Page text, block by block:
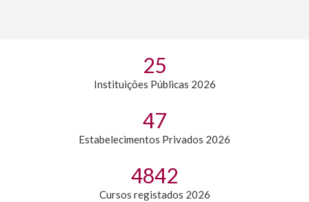
32
Instituições Públicas 2026
59
Estabelecimentos Privados 2026
5842
Cursos registados 2026